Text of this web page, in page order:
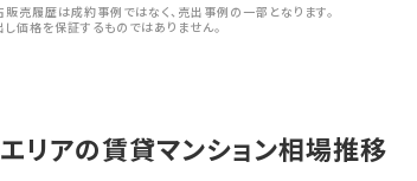
売履歴は成約事例ではなく、売出事例の一部となります。
価格を保証するものではありません。
リアの賃貸マンション相場推移